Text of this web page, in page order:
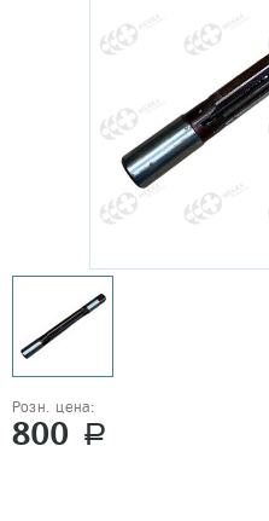
Розн. цена:
800 a